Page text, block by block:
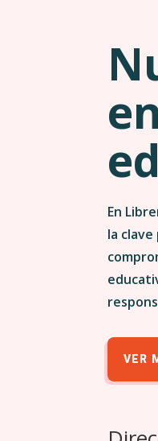
En
la
VER